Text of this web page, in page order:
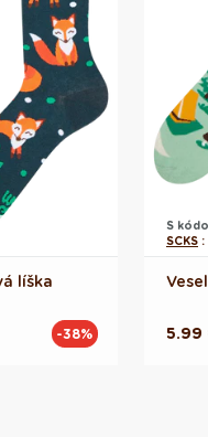
líška
-38%
S
SCKS :
5.99